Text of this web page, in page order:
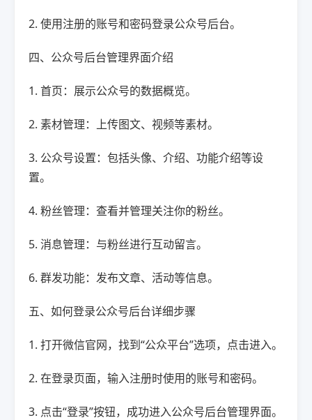
2. 使用注册的账号和密码登录公众号后台。
四、公众号后台管理界面介绍
1. 首页：展示公众号的数据概览。
2. 素材管理：上传图文、视频等素材。
3. 公众号设置：包括头像、介绍、功能介绍等设
置。
4. 粉丝管理：查看并管理关注你的粉丝。
5. 消息管理：与粉丝进行互动留言。
6. 群发功能：发布文章、活动等信息。
五、如何登录公众号后台详细步骤
1. 打开微信官网，找到“公众平台”选项，点击进入。
2. 在登录页面，输入注册时使用的账号和密码。
3. 点击“登录”按钮，成功进入公众号后台管理界面。